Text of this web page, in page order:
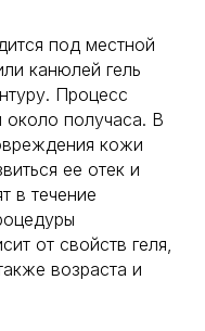
под местной
канюлей гель
Процесс
около получаса. В
кожи
ее отек и
в течение
от свойств геля,
возраста и